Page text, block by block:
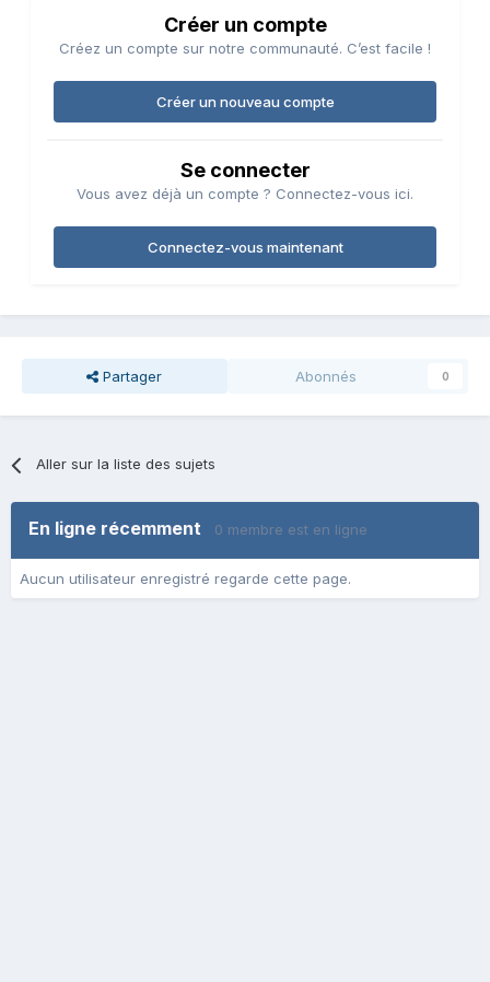
Créer un compte
Créez un compte sur notre communauté. C’est facile !
Créer un nouveau compte
Se connecter
Vous avez déjà un compte ? Connectez-vous ici.
Connectez-vous maintenant
Partager Abonnés 0
Aller sur la liste des sujets
En ligne récemment 0 membre est en ligne
Aucun utilisateur enregistré regarde cette page.